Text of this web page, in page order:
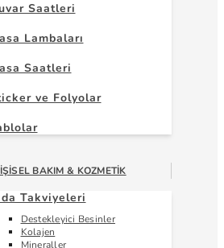
Saatleri
Lambaları
Saatleri
ve Folyolar
BAKIM & KOZMETIK
Takviyeleri
Destekleyici Besinler
Kolajen
Mineraller